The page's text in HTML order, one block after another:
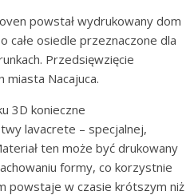
powstał wydrukowany dom
całe osiedle przeznaczone dla
Przedsięwzięcie
miasta Nacajuca.
3D konieczne
lavacrete – specjalnej,
ten może być drukowany
formy, co korzystnie
powstaje w czasie krótszym niż